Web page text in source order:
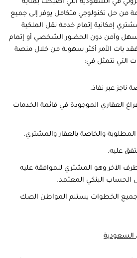
في السعودية التي أصبحت بمثابة
من حل تكنولوجي متكامل يوفر إلى جميع
إمكانية إتمام خدمة نقل الملكية
وسهل وآمن دون الحضور الشخصي أو إتمام
بات الأمر أكثر سهولة من خلال منصة
التي تتمثل في:
ناجز عبر نفاذ.
العقاري الموجودة في قائمة الخدمات
المطلوبة والخاصة بالعقار والمشتري.
عليه.
الآخر وهو المشتري للموافقة عليه
البنكي المعتمد.
جميع الخطوات يستلم المواطن الصك
السعودية